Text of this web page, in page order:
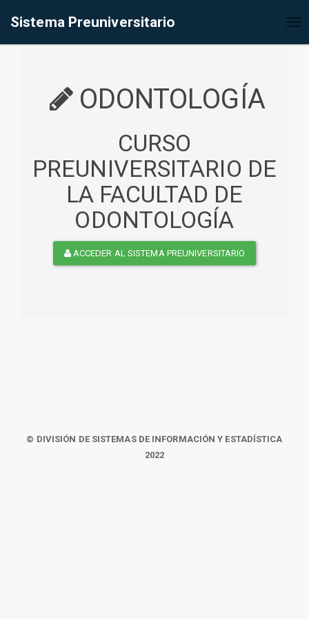
Sistema Preuniversitario
ODONTOLOGÍA
CURSO
PREUNIVERSITARIO DE
LA FACULTAD DE
ODONTOLOGÍA
ACCEDER AL SISTEMA PREUNIVERSITARIO
© DIVISIÓN DE SISTEMAS DE INFORMACIÓN Y ESTADÍSTICA
2022